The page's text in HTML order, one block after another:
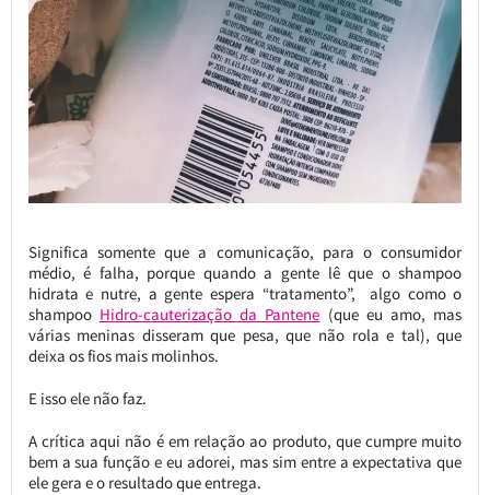
Significa somente que a comunicação, para o consumidor
médio, é falha, porque quando a gente lê que o shampoo
hidrata e nutre, a gente espera “tratamento”, algo como o
shampoo Hidro-cauterização da Pantene (que eu amo, mas
várias meninas disseram que pesa, que não rola e tal), que
deixa os fios mais molinhos.
E isso ele não faz.
A crítica aqui não é em relação ao produto, que cumpre muito
bem a sua função e eu adorei, mas sim entre a expectativa que
ele gera e o resultado que entrega.